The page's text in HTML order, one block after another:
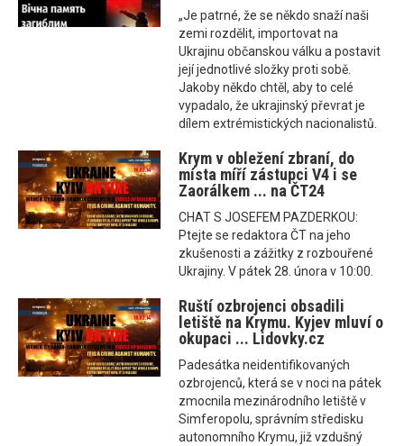
„Je patrné, že se někdo snaží naši
zemi rozdělit, importovat na
Ukrajinu občanskou válku a postavit
její jednotlivé složky proti sobě.
Jakoby někdo chtěl, aby to celé
vypadalo, že ukrajinský převrat je
dílem extrémistických nacionalistů.
Krym v obležení zbraní, do
místa míří zástupci V4 i se
Zaorálkem ... na ČT24
CHAT S JOSEFEM PAZDERKOU:
Ptejte se redaktora ČT na jeho
zkušenosti a zážitky z rozbouřené
Ukrajiny. V pátek 28. února v 10:00.
Ruští ozbrojenci obsadili
letiště na Krymu. Kyjev mluví o
okupaci ... Lidovky.cz
Padesátka neidentifikovaných
ozbrojenců, která se v noci na pátek
zmocnila mezinárodního letiště v
Simferopolu, správním středisku
autonomního Krymu, již vzdušný